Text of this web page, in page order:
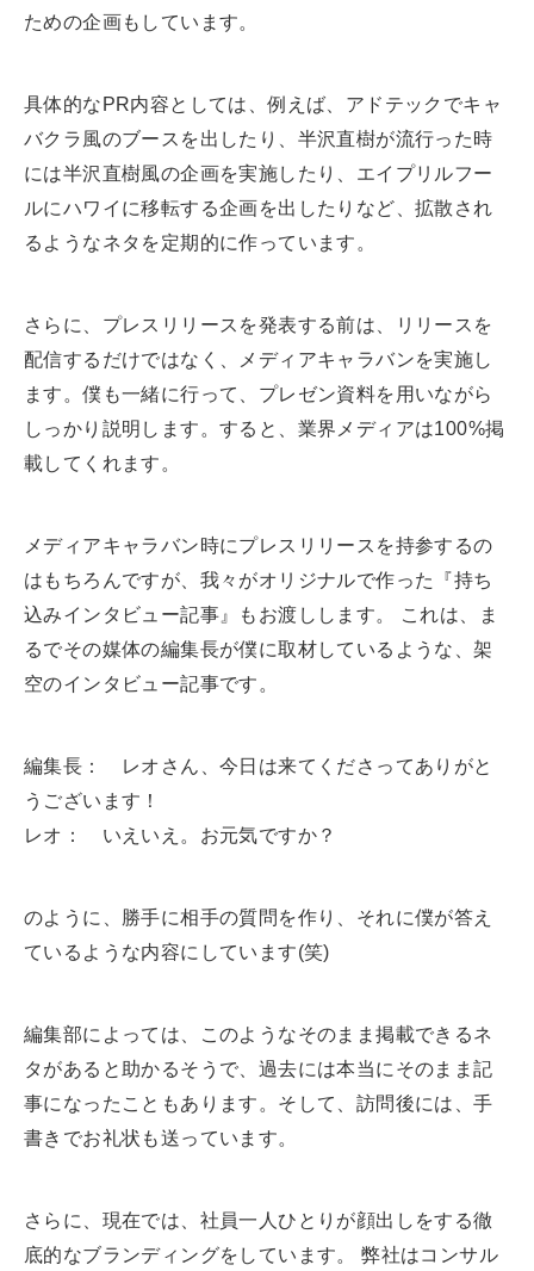
ための企画もしています。
具体的なPR内容としては、例えば、アドテックでキャ
バクラ風のブースを出したり、半沢直樹が流行った時
には半沢直樹風の企画を実施したり、エイプリルフー
ルにハワイに移転する企画を出したりなど、拡散され
るようなネタを定期的に作っています。
さらに、プレスリリースを発表する前は、リリースを
配信するだけではなく、メディアキャラバンを実施し
ます。僕も一緒に行って、プレゼン資料を用いながら
しっかり説明します。すると、業界メディアは100%掲
載してくれます。
メディアキャラバン時にプレスリリースを持参するの
はもちろんですが、我々がオリジナルで作った『持ち
込みインタビュー記事』もお渡しします。 これは、ま
るでその媒体の編集長が僕に取材しているような、架
空のインタビュー記事です。
編集長： レオさん、今日は来てくださってありがと
うございます！
レオ： いえいえ。お元気ですか？
のように、勝手に相手の質問を作り、それに僕が答え
ているような内容にしています(笑)
編集部によっては、このようなそのまま掲載できるネ
タがあると助かるそうで、過去には本当にそのまま記
事になったこともあります。そして、訪問後には、手
書きでお礼状も送っています。
さらに、現在では、社員一人ひとりが顔出しをする徹
底的なブランディングをしています。 弊社はコンサル